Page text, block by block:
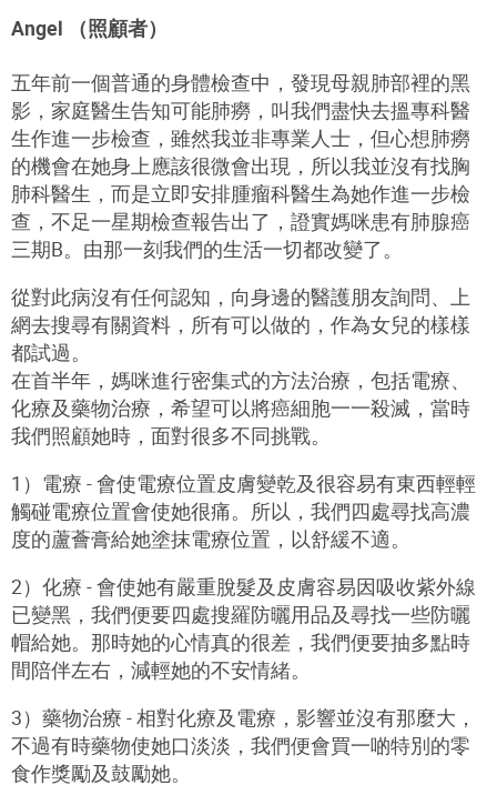
Angel （照顧者）
五年前一個普通的身體檢查中，發現母親肺部裡的黑
影，家庭醫生告知可能肺癆，叫我們盡快去搵專科醫
生作進一步檢查，雖然我並非專業人士，但心想肺癆
的機會在她身上應該很微會出現，所以我並沒有找胸
肺科醫生，而是立即安排腫瘤科醫生為她作進一步檢
查，不足一星期檢查報告出了，證實媽咪患有肺腺癌
三期B。由那一刻我們的生活一切都改變了。
從對此病沒有任何認知，向身邊的醫護朋友詢問、上
網去搜尋有關資料，所有可以做的，作為女兒的樣樣
都試過。
在首半年，媽咪進行密集式的方法治療，包括電療、
化療及藥物治療，希望可以將癌細胞一一殺滅，當時
我們照顧她時，面對很多不同挑戰。
1）電療 - 會使電療位置皮膚變乾及很容易有東西輕輕
觸碰電療位置會使她很痛。所以，我們四處尋找高濃
度的蘆薈膏給她塗抹電療位置，以舒緩不適。
2）化療 - 會使她有嚴重脫髮及皮膚容易因吸收紫外線
已變黑，我們便要四處搜羅防曬用品及尋找一些防曬
帽給她。那時她的心情真的很差，我們便要抽多點時
間陪伴左右，減輕她的不安情緒。
3）藥物治療 - 相對化療及電療，影響並沒有那麼大，
不過有時藥物使她口淡淡，我們便會買一啲特別的零
食作獎勵及鼓勵她。